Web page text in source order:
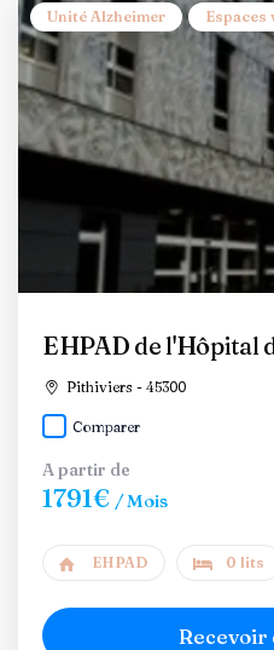
Unité Alzheimer Espaces
EHPAD de l'Hôpital
Pithiviers - 45300
Comparer
A partir de
1791€ / Mois
EHPAD 0 lits
Recevoir